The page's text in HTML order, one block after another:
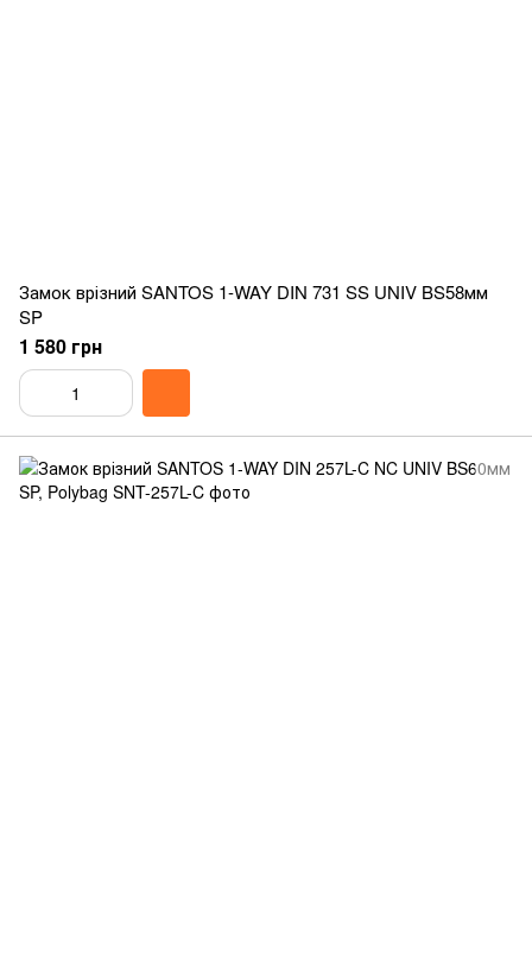
Замок врізний SANTOS 1-WAY DIN 731 SS UNIV BS58мм
SP
1 580 грн